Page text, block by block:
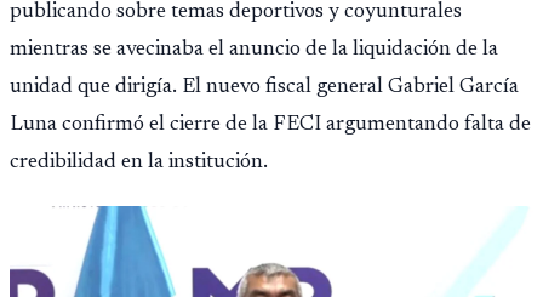
publicando sobre temas deportivos y coyunturales
mientras se avecinaba el anuncio de la liquidación de la
unidad que dirigía. El nuevo fiscal general Gabriel García
Luna confirmó el cierre de la FECI argumentando falta de
credibilidad en la institución.